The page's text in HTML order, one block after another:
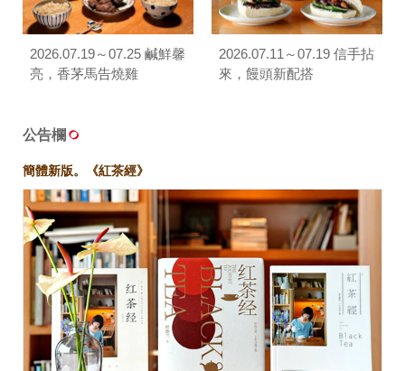
2026.07.19～07.25 鹹鮮馨
亮，香茅馬告燒雞
2026.07.11～07.19 信手拈
來，饅頭新配搭
公告欄
簡體新版。《紅茶經》